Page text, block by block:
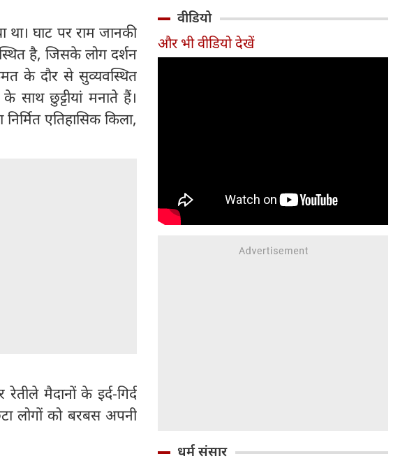
था। घाट पर राम जानकी
है, जिसके लोग दर्शन
के दौर से सुव्यवस्थित
साथ छुट्टीयां मनाते हैं।
एतिहासिक किला,
मैदानों के इर्द-गिर्द
लोगों को बरबस अपनी
आप अपनी राशि के अनुसार चातुर्मास
में कुछ विशेष उपाय करते हैं, तो
वीडियो
और भी वीडियो देखें
धर्म संसार